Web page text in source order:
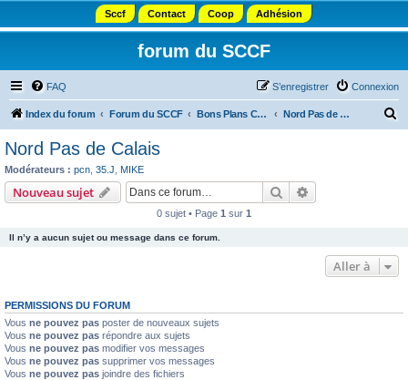
Sccf Contact Coop Adhésion
forum du SCCF
FAQ Connexion
S’enregistrer
Index du forum Forum du SCCF Bons Plans Camping Nord Pas de Calais
Nord Pas de Calais
Modérateurs : pcn 35.J MIKE
Nouveau sujet Rechercher
0 sujet • Page 1 sur 1
Il n’y a aucun sujet ou message dans ce forum.
Aller à
PERMISSIONS DU FORUM
Vous ne pouvez pas poster de nouveaux sujets
Vous ne pouvez pas répondre aux sujets
Vous ne pouvez pas modifier vos messages
Vous ne pouvez pas supprimer vos messages
Vous ne pouvez pas joindre des fichiers